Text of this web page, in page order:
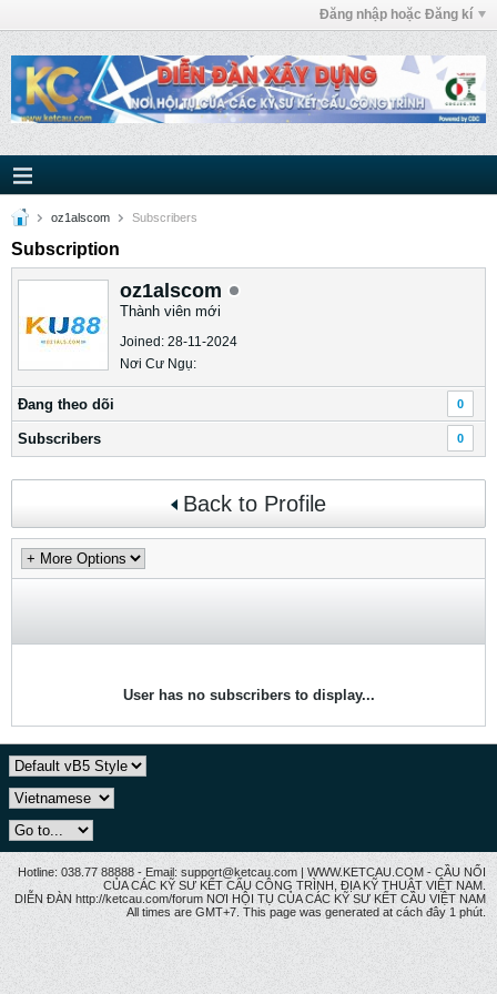
Đăng nhập hoặc Đăng kí
oz1alscom Subscribers
Subscription
oz1alscom
Thành viên mới
Joined: 28-11-2024
Nơi Cư Ngụ:
Ðang theo dõi 0
Subscribers 0
Back to Profile
User has no subscribers to display...
Hotline: 038.77 88888 - Email: support@ketcau.com | WWW.KETCAU.COM - CẦU NỐI
CỦA CÁC KỸ SƯ KẾT CẤU CÔNG TRÌNH, ĐỊA KỸ THUẬT VIỆT NAM.
DIỄN ĐÀN http://ketcau.com/forum NƠI HỘI TỤ CỦA CÁC KỸ SƯ KẾT CÂU VIỆT NAM
All times are GMT+7. This page was generated at cách đây 1 phút.